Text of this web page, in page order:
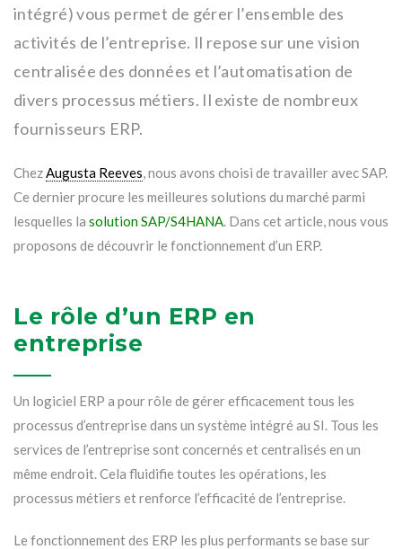
intégré) vous permet de gérer l’ensemble des
activités de l’entreprise. Il repose sur une vision
centralisée des données et l’automatisation de
divers processus métiers. Il existe de nombreux
fournisseurs ERP.
ChezAugusta Reeves, nous avons choisi de travailler avec SAP.
Ce dernier procure les meilleures solutions du marché parmi
lesquelles la solution SAP/S4HANA. Dans cet article, nous vous
proposons de découvrir le fonctionnement d’un ERP.
Le rôle d’un ERP en
entreprise
Un logiciel ERP a pour rôle de gérer efficacement tous les
processus d’entreprise dans un système intégré au SI. Tous les
services de l’entreprise sont concernés et centralisés en un
même endroit. Cela fluidifie toutes les opérations, les
processus métiers et renforce l’efficacité de l’entreprise.
Le fonctionnement des ERP les plus performants se base sur